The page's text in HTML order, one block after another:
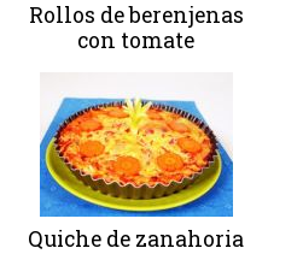
Rollos de berenjenas
con tomate
Quiche de zanahoria